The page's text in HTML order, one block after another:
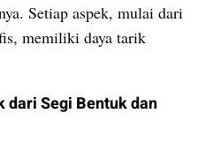
Setiap aspek, mulai dari
memiliki daya tarik
dari Segi Bentuk dan